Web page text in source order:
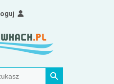
narciarstwa biegowego
Search Button